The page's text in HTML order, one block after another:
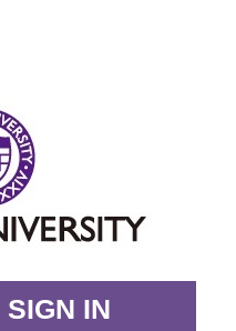
IN